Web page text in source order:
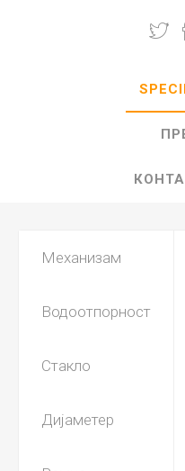
Механизам
Водоотпорност
Стакло
Дијаметер